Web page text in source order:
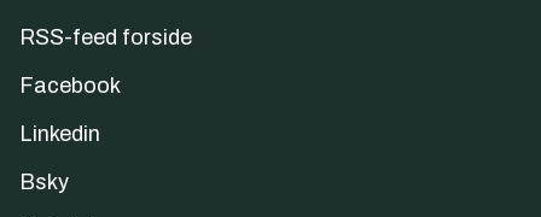
RSS-feed forside
Facebook
Linkedin
Bsky